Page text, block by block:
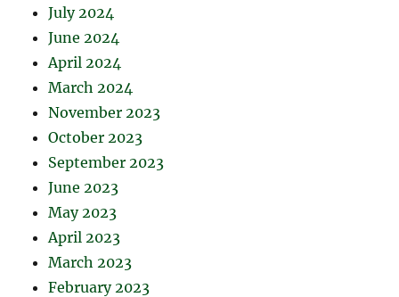
July 2024
June 2024
April 2024
March 2024
November 2023
October 2023
September 2023
June 2023
May 2023
April 2023
March 2023
February 2023